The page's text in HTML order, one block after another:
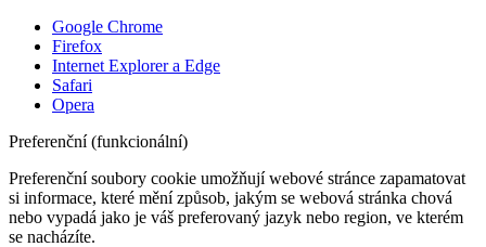
Google Chrome
Firefox
Internet Explorer a Edge
Safari
Opera
Preferenční (funkcionální)
Preferenční soubory cookie umožňují webové stránce zapamatovat
si informace, které mění způsob, jakým se webová stránka chová
nebo vypadá jako je váš preferovaný jazyk nebo region, ve kterém
se nacházíte.